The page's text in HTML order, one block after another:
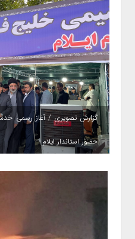
گزارش تصویری / آغاز رسمی
حضور استاندار ایلام